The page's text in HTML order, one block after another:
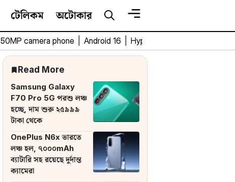
টেলিকম অটোকার
50MP camera phone Android 16 HyperOS 3
Read More
Samsung Galaxy
F70 Pro 5G পরশু লঞ্চ
হচ্ছে, দাম শুরু ২৫৯৯৯
টাকা থেকে
OnePlus N6x ভারতে
লঞ্চ হল, ৭০০০mAh
ব্যাটারি সহ রয়েছে দুর্দান্ত
ক্যামেরা